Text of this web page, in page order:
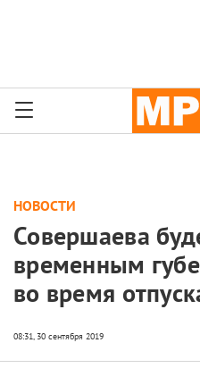
НОВОСТИ
Совершаева
временным
во время